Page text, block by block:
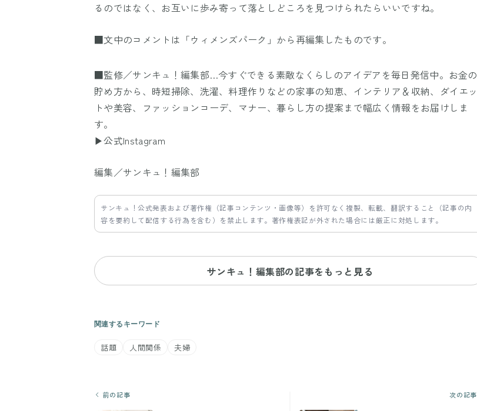
るのではなく、お互いに歩み寄って落としどころを見つけられたらいいですね。
■文中のコメントは「ウィメンズパーク」から再編集したものです。
■監修／サンキュ！編集部…今すぐできる素敵なくらしのアイデアを毎日発信中。お金の
貯め方から、時短掃除、洗濯、料理作りなどの家事の知恵、インテリア＆収納、ダイエッ
トや美容、ファッションコーデ、マナー、暮らし方の提案まで幅広く情報をお届けしま
す。
▶公式Instagram
編集／サンキュ！編集部
サンキュ！公式発表および著作権（記事コンテンツ・画像等）を許可なく複製、転載、翻訳すること（記事の内
容を要約して配信する行為を含む）を禁止します。著作権表記が外された場合には厳正に対処します。
サンキュ！編集部の記事をもっと見る
関連するキーワード
話題 人間関係 夫婦
前の記事 次の記事